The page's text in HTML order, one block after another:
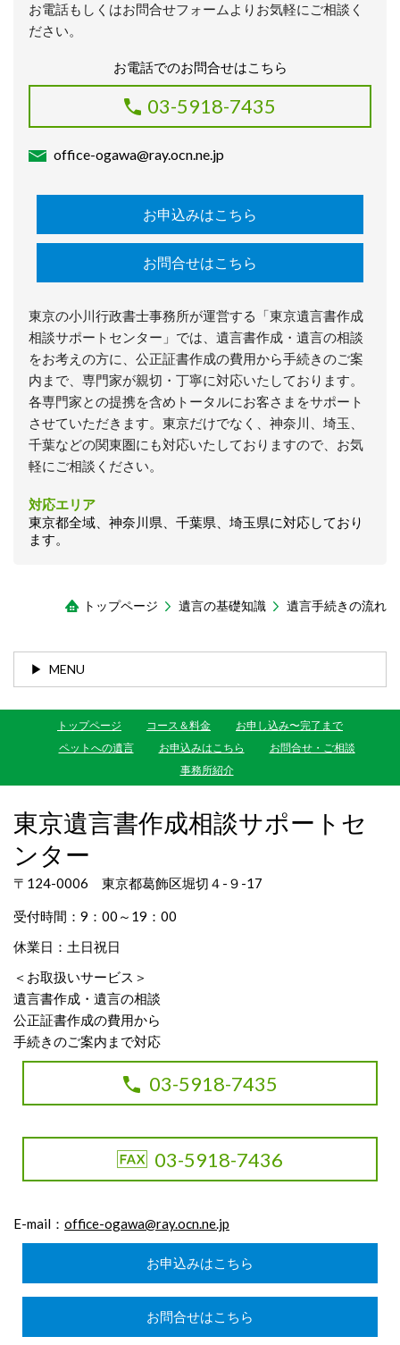
お電話もしくはお問合せフォームよりお気軽にご相談く
ださい。
お電話でのお問合せはこちら
03-5918-7435
office-ogawa@ray.ocn.ne.jp
お申込みはこちら
お問合せはこちら
東京の小川行政書士事務所が運営する「東京遺言書作成
相談サポートセンター」では、遺言書作成・遺言の相談
をお考えの方に、公正証書作成の費用から手続きのご案
内まで、専門家が親切・丁寧に対応いたしております。
各専門家との提携を含めトータルにお客さまをサポート
させていただきます。東京だけでなく、神奈川、埼玉、
千葉などの関東圏にも対応いたしておりますので、お気
軽にご相談ください。
対応エリア
東京都全域、神奈川県、千葉県、埼玉県に対応しており
ます。
トップページ 遺言の基礎知識 遺言手続きの流れ
MENU
トップページ コース＆料金
お申し込み〜完了まで
ペットへの遺言
お申込みはこちら
お問合せ・ご相談
事務所紹介
東京遺言書作成相談サポートセ
ンター
〒124-0006 東京都葛飾区堀切４-９-17
受付時間：9：00～19：00
休業日：土日祝日
＜お取扱いサービス＞
遺言書作成・遺言の相談
公正証書作成の費用から
手続きのご案内まで対応
03-5918-7435
03-5918-7436
E-mail： office-ogawa@ray.ocn.ne.jp
お申込みはこちら
お問合せはこちら